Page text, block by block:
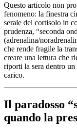
Questo articolo non
fenomeno: la finestra
serale del cortisolo in
prudenza, “seconda
(adrenalina/
che rende fragile la
creare una lettura che
riporti la sera dentro
carico.
Il paradosso
quando la